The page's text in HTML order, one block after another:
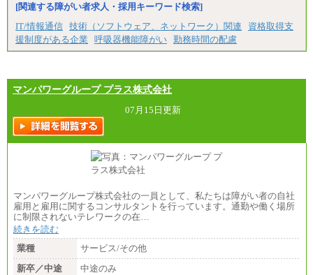
[関連する障がい者求人・採用キーワード検索]
IT/情報通信 技術（ソフトウェア、ネットワーク）関連
資格取得支
援制度がある企業
呼吸器機能障がい 勤務時間の配慮
マンパワーグループ プラス株式会社
07月15日更新
マンパワーグループ株式会社の一員として、私たちは障がい者の自社
雇用と雇用に関するコンサルタントを行っています。通勤や働く場所
に制限されないテレワークの在…
続きを読む
業種
サービス/その他
新卒／中途
中途のみ